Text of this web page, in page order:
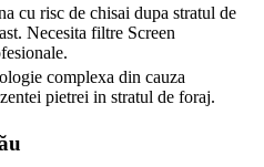
cu risc de chisai dupa stratul de
Necesita filtre Screen
complexa din cauza
pietrei in stratul de foraj.